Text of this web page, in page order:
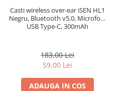
Casti wireless over-ear iSEN HL1
Negru, Bluetooth v5.0, Microfon,
USB Type-C, 300mAh
183,00 Lei
59,00 Lei
ADAUGA IN COS